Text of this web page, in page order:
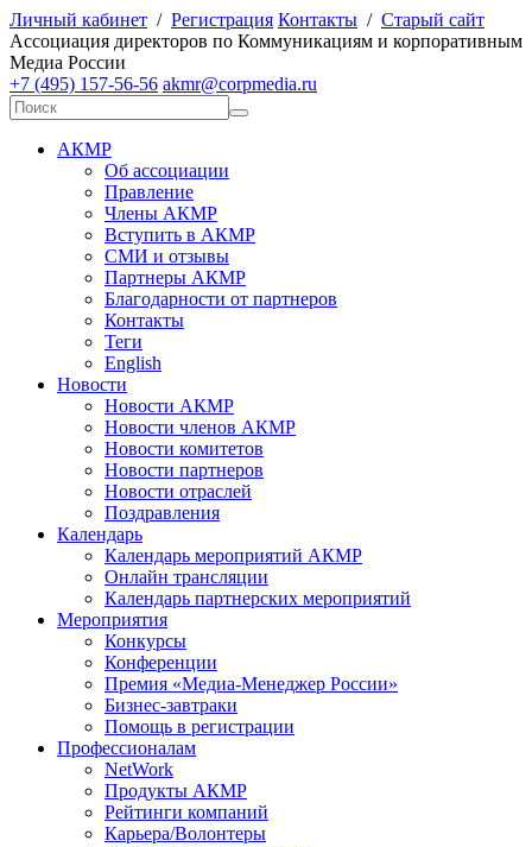
Личный кабинет / Регистрация Контакты / Старый сайт
Ассоциация директоров по Коммуникациям и корпоративным
Медиа России
+7 (495) 157-56-56 akmr@corpmedia.ru
АКМР
Об ассоциации
Правление
Члены АКМР
Вступить в АКМР
СМИ и отзывы
Партнеры АКМР
Благодарности от партнеров
Контакты
Теги
English
Новости
Новости АКМР
Новости членов АКМР
Новости комитетов
Новости партнеров
Новости отраслей
Поздравления
Календарь
Календарь мероприятий АКМР
Онлайн трансляции
Календарь партнерских мероприятий
Мероприятия
Конкурсы
Конференции
Премия «Медиа-Менеджер России»
Бизнес-завтраки
Помощь в регистрации
Профессионалам
NetWork
Продукты АКМР
Рейтинги компаний
Карьера/Волонтеры